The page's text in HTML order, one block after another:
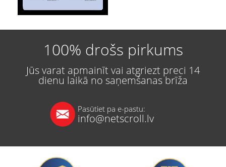
100% drošs pirkums
Jūs varat apmainīt vai atgriezt preci 14
dienu laikā no saņemšanas brīža
Pasūtiet pa e-pastu:
info@netscroll.lv